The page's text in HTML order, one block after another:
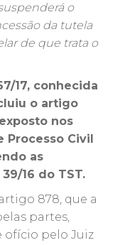
o
da tutela
de que trata o
17, conhecida
o artigo
nos
Processo Civil
as
16 do TST.
878, que a
partes,
ofício pelo Juiz